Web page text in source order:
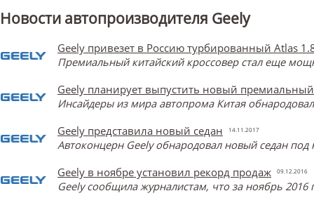
Новости автопроизводителя Geely
Geely привезет в Россию турбированный Atlas
Премиальный китайский кроссовер стал еще
Geely планирует выпустить новый премиальный
Инсайдеры из мира автопрома Китая
Geely представила новый седан
14.11.2017
Автоконцерн Geely обнародовал новый седан под
Geely в ноябре установил рекорд продаж
09.12.2016
Geely сообщила журналистам, что за ноябрь